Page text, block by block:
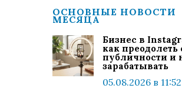
ОСНОВНЫЕ НОВОСТИ
МЕСЯЦА
Бизнес в
как преодолеть
публичности и
зарабатывать
05.08.2026 в 11:52